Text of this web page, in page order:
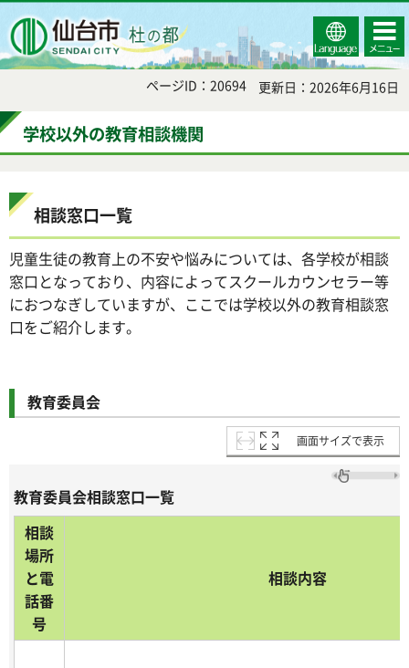
Select
Language
コンテ
ンツメ
ニュー
ページID：20694 更新日：2026年6月16日
学校以外の教育相談機関
相談窓口一覧
児童生徒の教育上の不安や悩みについては、各学校が相談
窓口となっており、内容によってスクールカウンセラー等
におつなぎしていますが、ここでは学校以外の教育相談窓
口をご紹介します。
教育委員会
画面サイズで表示
教育委員会相談窓口一覧
相談
場所
と電
話番
号
相談内容